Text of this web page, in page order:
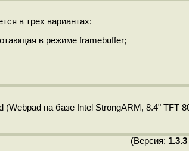
в трех вариантах:
в режиме framebuffer;
на базе Intel StrongARM, 8.4" TFT
(Версия: 1.3.3